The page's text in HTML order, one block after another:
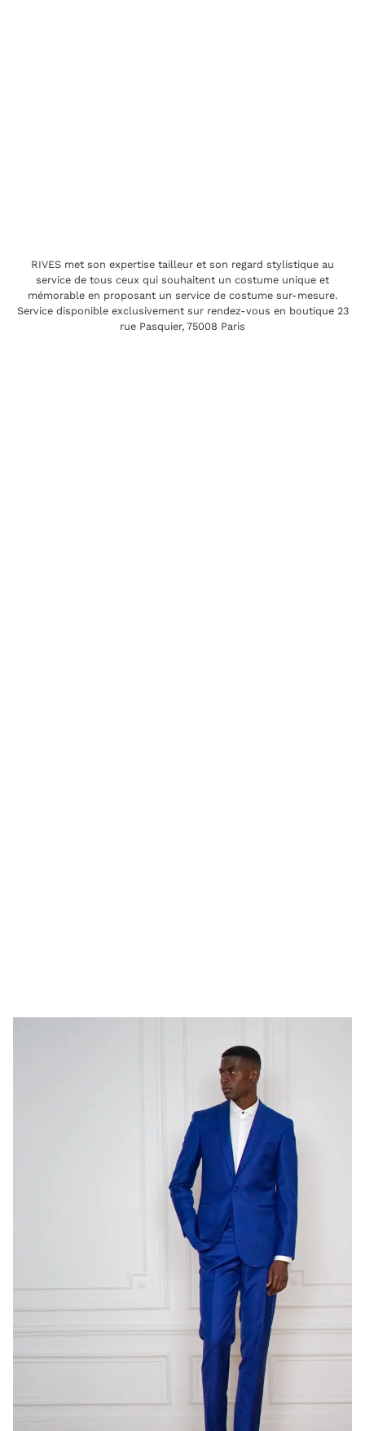
RIVES met son expertise tailleur et son regard stylistique au
service de tous ceux qui souhaitent un costume unique et
mémorable en proposant un service de costume sur-mesure.
Service disponible exclusivement sur rendez-vous en boutique 23
rue Pasquier, 75008 Paris